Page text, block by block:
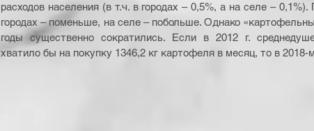
расходов населения (в т.ч. в городах – 0,5%, а на селе –
городах – поменьше, на селе – побольше. Однако
годы существенно сократились. Если в 2012 г.
хватило бы на покупку 1346,2 кг картофеля в месяц, то в 2018-